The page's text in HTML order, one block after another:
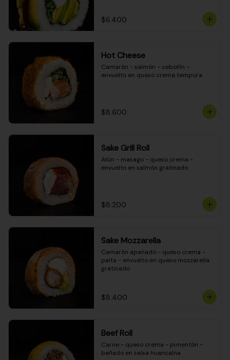
$6.400
Hot Cheese
Camarón - salmón - cebollín -
envuelto en queso crema tempura
$8.600
Sake Grill Roll
Atún - masago - queso crema -
envuelto en salmón gratinado
$8.200
Sake Mozzarella
Camarón apanado - queso crema -
palta - envuelto en queso mozzarella
gratinado
$8.400
Beef Roll
Carne - queso crema - pimentón -
bañado en salsa huancaína